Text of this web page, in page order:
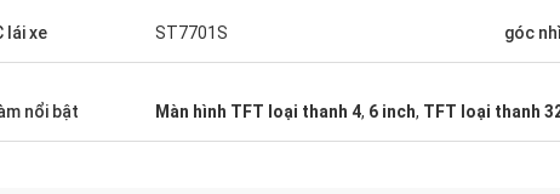
màn hình là tuyệt vời
thực sự hạng nhất! Chúng tôi rất
lái xe ST7701S góc
nổi bật Màn hình TFT loại thanh 4, 6 inch, TFT loại thanh